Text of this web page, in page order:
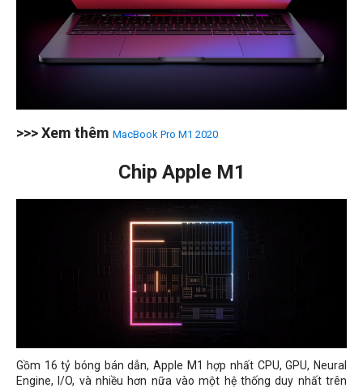
>>> Xem thêm MacBook Pro M1 2020
Chip Apple M1
Gồm 16 tỷ bóng bán dẫn, Apple M1 hợp nhất CPU, GPU, Neural
Engine, I/O, và nhiều hơn nữa vào một hệ thống duy nhất trên